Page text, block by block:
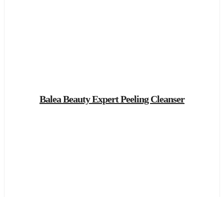
Balea Beauty Expert Peeling Cleanser